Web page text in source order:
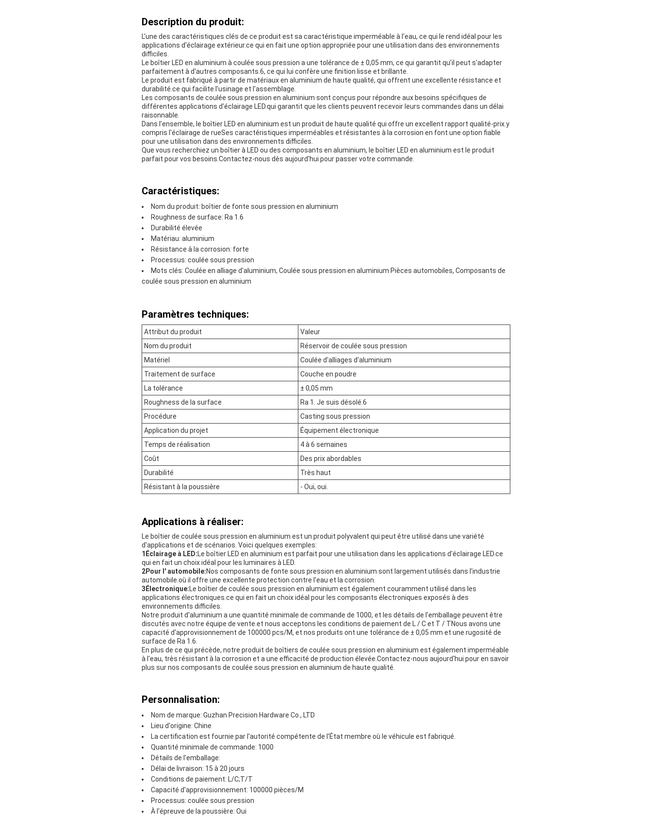
Description du produit:
L'une des caractéristiques clés de ce produit est sa caractéristique imperméable à l'eau, ce qui le rend idéal pour les
applications d'éclairage extérieur.ce qui en fait une option appropriée pour une utilisation dans des environnements
difficiles.
Le boîtier LED en aluminium à coulée sous pression a une tolérance de ± 0,05 mm, ce qui garantit qu'il peut s'adapter
parfaitement à d'autres composants.6, ce qui lui confère une finition lisse et brillante.
Le produit est fabriqué à partir de matériaux en aluminium de haute qualité, qui offrent une excellente résistance et
durabilité.ce qui facilite l'usinage et l'assemblage.
Les composants de coulée sous pression en aluminium sont conçus pour répondre aux besoins spécifiques de
différentes applications d'éclairage LED.qui garantit que les clients peuvent recevoir leurs commandes dans un délai
raisonnable.
Dans l'ensemble, le boîtier LED en aluminium est un produit de haute qualité qui offre un excellent rapport qualité-prix.y
compris l'éclairage de rueSes caractéristiques imperméables et résistantes à la corrosion en font une option fiable
pour une utilisation dans des environnements difficiles.
Que vous recherchiez un boîtier à LED ou des composants en aluminium, le boîtier LED en aluminium est le produit
parfait pour vos besoins.Contactez-nous dès aujourd'hui pour passer votre commande.
Caractéristiques:
Nom du produit: boîtier de fonte sous pression en aluminium
Roughness de surface: Ra 1.6
Durabilité élevée
Matériau: aluminium
Résistance à la corrosion: forte
Processus: coulée sous pression
Mots clés: Coulée en alliage d'aluminium, Coulée sous pression en aluminium Pièces automobiles, Composants de
coulée sous pression en aluminium
Paramètres techniques:
Attribut du produit
Valeur
Nom du produit
Réservoir de coulée sous pression
Matériel
Coulée d'alliages d'aluminium
Traitement de surface
Couche en poudre
La tolérance
± 0,05 mm
Roughness de la surface
Ra 1. Je suis désolé.6
Procédure
Casting sous pression
Application du projet
Équipement électronique
Temps de réalisation
4 à 6 semaines
Coût
Des prix abordables
Durabilité
Très haut
Résistant à la poussière
- Oui, oui.
Applications à réaliser:
Le boîtier de coulée sous pression en aluminium est un produit polyvalent qui peut être utilisé dans une variété
d'applications et de scénarios. Voici quelques exemples:
1Éclairage à LED:Le boîtier LED en aluminium est parfait pour une utilisation dans les applications d'éclairage LED.ce
qui en fait un choix idéal pour les luminaires à LED.
2Pour l' automobile:Nos composants de fonte sous pression en aluminium sont largement utilisés dans l'industrie
automobile.où il offre une excellente protection contre l'eau et la corrosion.
3Électronique:Le boîtier de coulée sous pression en aluminium est également couramment utilisé dans les
applications électroniques.ce qui en fait un choix idéal pour les composants électroniques exposés à des
environnements difficiles.
Notre produit d'aluminium a une quantité minimale de commande de 1000, et les détails de l'emballage peuvent être
discutés avec notre équipe de vente.et nous acceptons les conditions de paiement de L / C et T / TNous avons une
capacité d'approvisionnement de 100000 pcs/M, et nos produits ont une tolérance de ± 0,05 mm et une rugosité de
surface de Ra 1.6.
En plus de ce qui précède, notre produit de boîtiers de coulée sous pression en aluminium est également imperméable
à l'eau, très résistant à la corrosion et a une efficacité de production élevée.Contactez-nous aujourd'hui pour en savoir
plus sur nos composants de coulée sous pression en aluminium de haute qualité.
Personnalisation:
Nom de marque: Guzhan Precision Hardware Co., LTD
Lieu d'origine: Chine
La certification est fournie par l'autorité compétente de l'État membre où le véhicule est fabriqué.
Quantité minimale de commande: 1000
Détails de l'emballage:
Délai de livraison: 15 à 20 jours
Conditions de paiement: L/C;T/T
Capacité d'approvisionnement: 100000 pièces/M
Processus: coulée sous pression
À l'épreuve de la poussière: Oui